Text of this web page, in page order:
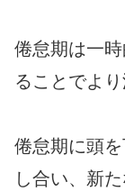
倦怠期は一
ることでよ
倦怠期に頭
し合い、新